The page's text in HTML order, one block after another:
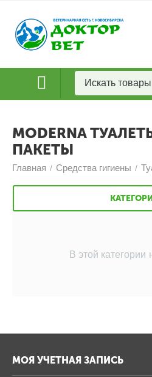
MODERNA
ПАКЕТЫ
Главная / Средства гигиены /
В этой категории
МОЯ УЧЕТНАЯ ЗАПИСЬ